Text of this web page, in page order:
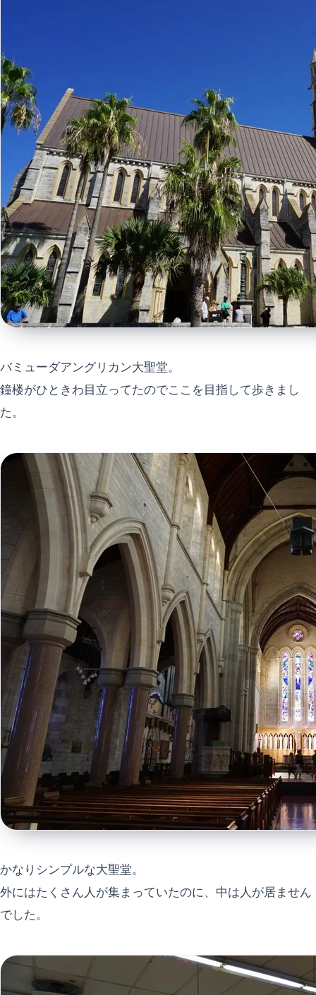
バミューダアングリカン大聖堂。
鐘楼がひときわ目立ってたのでここを目指して歩きまし
た。
かなりシンプルな大聖堂。
外にはたくさん人が集まっていたのに、中は人が居ません
でした。